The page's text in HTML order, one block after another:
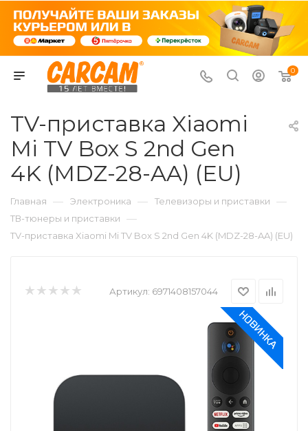
0
TV-приставка Xiaomi
Mi TV Box S 2nd Gen
4K (MDZ-28-AA) (EU)
Главная — Электроника — Телевизоры и приставки —
ТВ-тюнеры и приставки —
TV-приставка Xiaomi Mi TV Box S 2nd Gen 4K (MDZ-28-AA) (EU)
Артикул: 6971408157044